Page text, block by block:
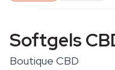
Softgels
Boutique CBD